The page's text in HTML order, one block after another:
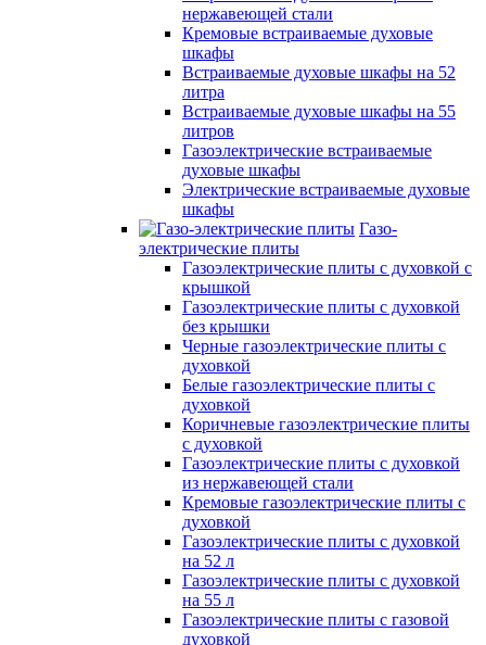
нержавеющей стали
Кремовые встраиваемые духовые
шкафы
Встраиваемые духовые шкафы на 52
литра
Встраиваемые духовые шкафы на 55
литров
Газоэлектрические встраиваемые
духовые шкафы
Электрические встраиваемые духовые
шкафы
Газо-
электрические плиты
Газоэлектрические плиты с духовкой с
крышкой
Газоэлектрические плиты с духовкой
без крышки
Черные газоэлектрические плиты с
духовкой
Белые газоэлектрические плиты с
духовкой
Коричневые газоэлектрические плиты
с духовкой
Газоэлектрические плиты с духовкой
из нержавеющей стали
Кремовые газоэлектрические плиты с
духовкой
Газоэлектрические плиты с духовкой
на 52 л
Газоэлектрические плиты с духовкой
на 55 л
Газоэлектрические плиты с газовой
духовкой